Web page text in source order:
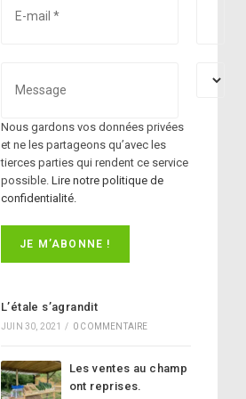
Nous gardons vos données privées
et ne les partageons qu’avec les
tierces parties qui rendent ce service
possible. Lire notre politique de
confidentialité.
L’étale s’agrandit
JUIN 30, 2021 / 0 COMMENTAIRE
Les ventes au champ
ont reprises.